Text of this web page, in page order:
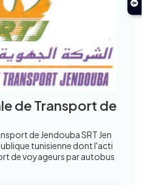
de Transport de
de Jendouba SRT Jen
tunisienne dont l'acti
de voyageurs par autobus